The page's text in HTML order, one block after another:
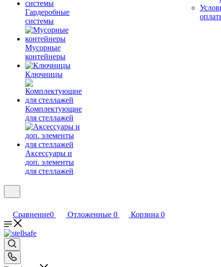
Гардеробные
системы
Мусорные
контейнеры
Ключницы
Комплектующие
для стеллажей
Аксессуары и
доп. элементы
для стеллажей
Сравнение0 Отложенные 0 Корзина 0